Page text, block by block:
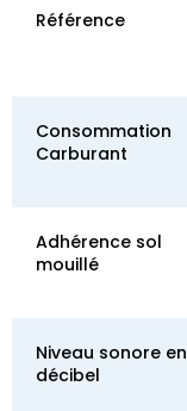
Référence
Consommation
Carburant
Adhérence sol
mouillé
Niveau sonore en
décibel